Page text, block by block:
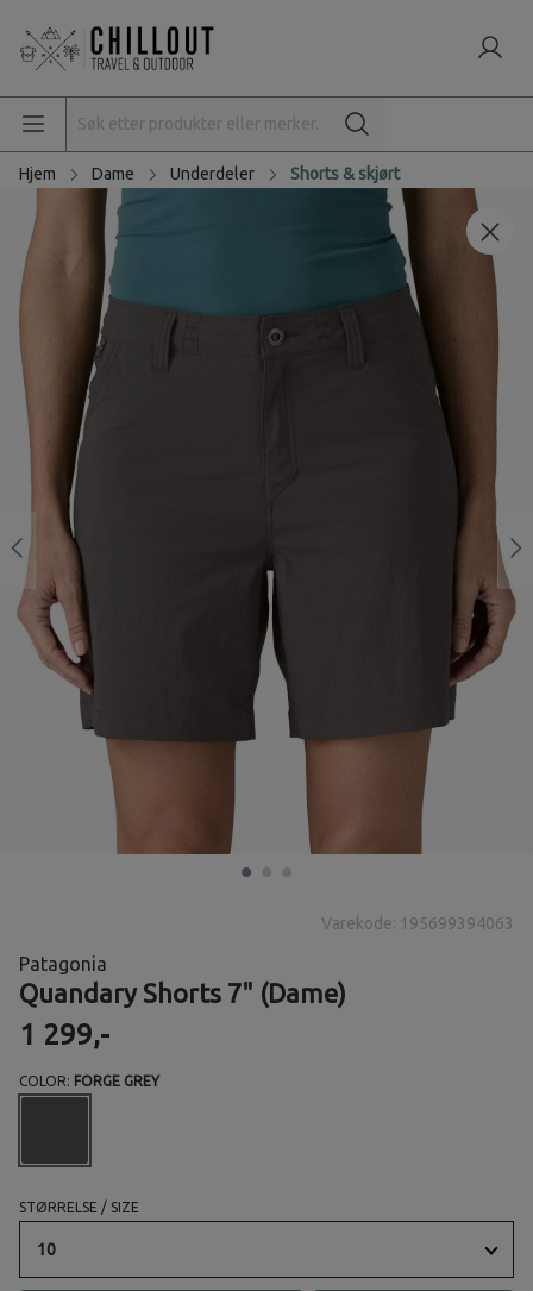
Hjem Dame Underdeler Shorts & skjørt
Varekode: 195699394063
Patagonia
Quandary Shorts 7" (Dame)
1 299,-
COLOR: FORGE GREY
STØRRELSE / SIZE
10